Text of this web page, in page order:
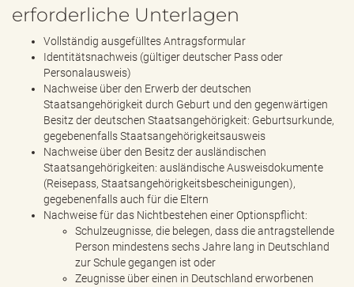
erforderliche Unterlagen
Vollständig ausgefülltes Antragsformular
Identitätsnachweis (gültiger deutscher Pass oder
Personalausweis)
Nachweise über den Erwerb der deutschen
Staatsangehörigkeit durch Geburt und den gegenwärtigen
Besitz der deutschen Staatsangehörigkeit: Geburtsurkunde,
gegebenenfalls Staatsangehörigkeitsausweis
Nachweise über den Besitz der ausländischen
Staatsangehörigkeiten: ausländische Ausweisdokumente
(Reisepass, Staatsangehörigkeitsbescheinigungen),
gegebenenfalls auch für die Eltern
Nachweise für das Nichtbestehen einer Optionspflicht:
Schulzeugnisse, die belegen, dass die antragstellende
Person mindestens sechs Jahre lang in Deutschland
zur Schule gegangen ist oder
Zeugnisse über einen in Deutschland erworbenen